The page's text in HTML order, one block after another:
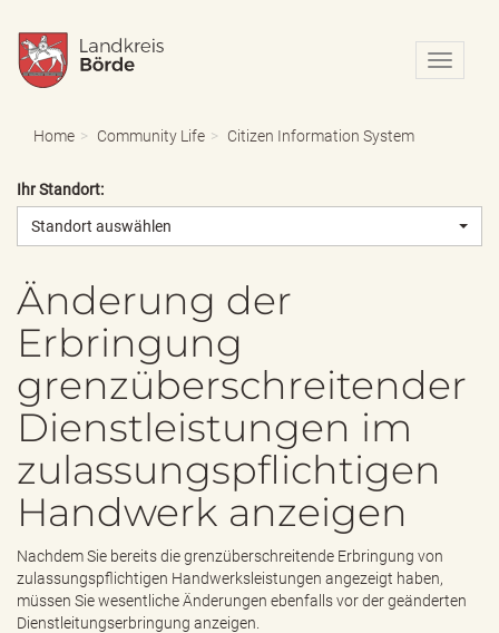
N
a
o
/
a
d
n
Home Community Life Citizen Information System
Ihr Standort:
Standort auswählen
Änderung der
Erbringung
grenzüberschreitender
Dienstleistungen im
zulassungspflichtigen
Handwerk anzeigen
Nachdem Sie bereits die grenzüberschreitende Erbringung von
zulassungspflichtigen Handwerksleistungen angezeigt haben,
müssen Sie wesentliche Änderungen ebenfalls vor der geänderten
Dienstleitungserbringung anzeigen.